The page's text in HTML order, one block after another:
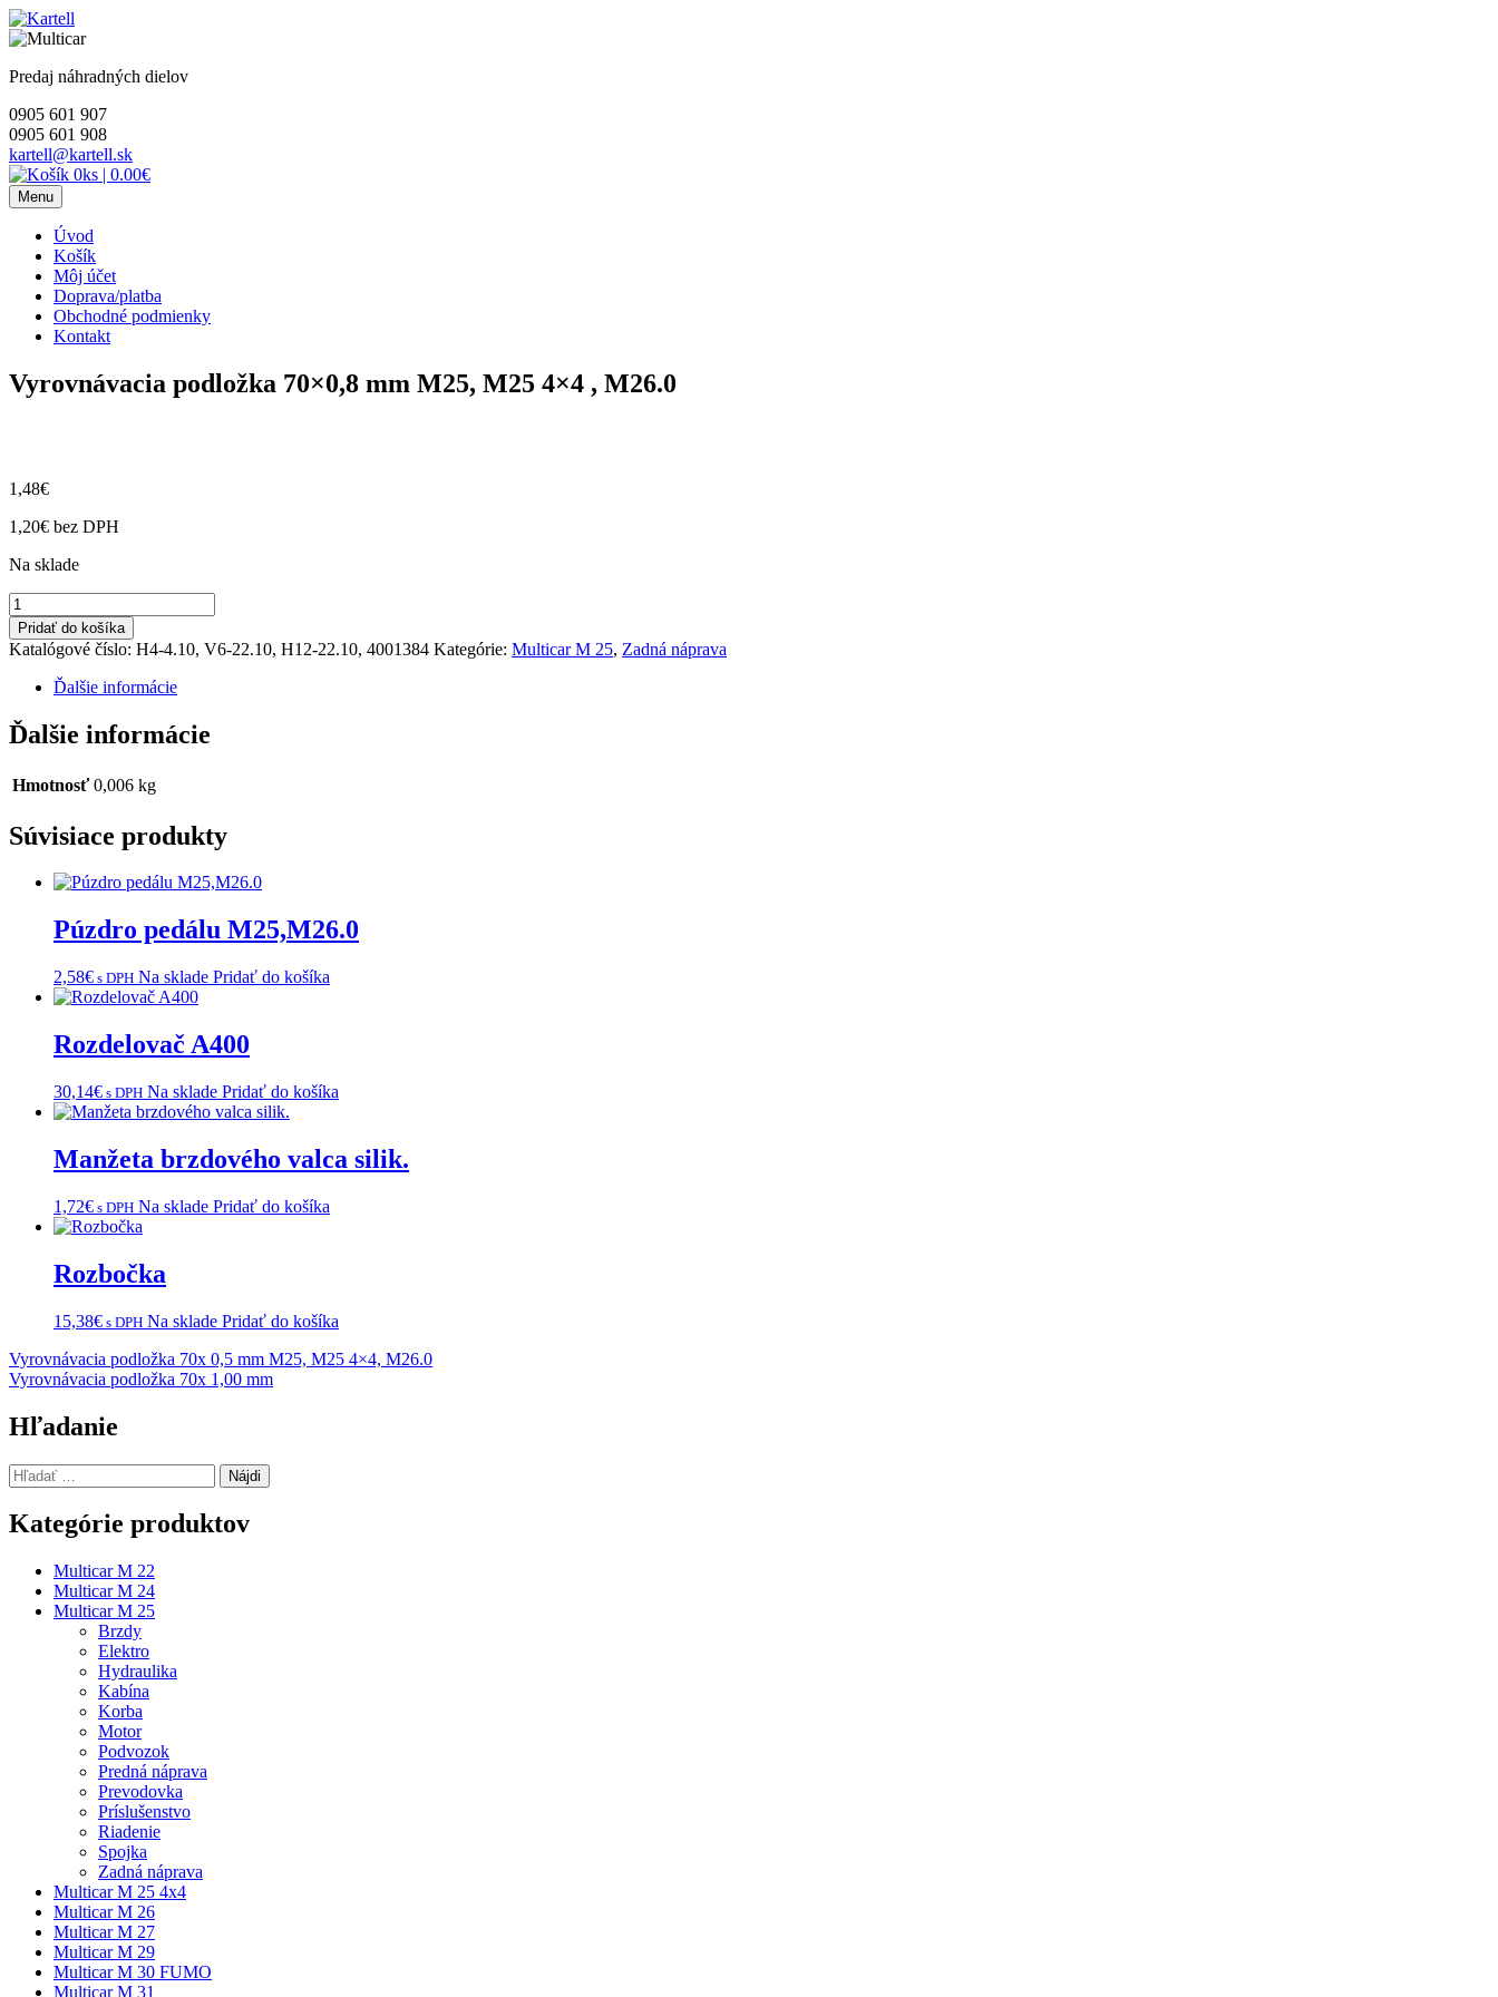
Skip
to
Predaj náhradných dielov
0905 601 907
0905 601 908
kartell@kartell.sk
0ks | 0.00€
Menu
Úvod
Košík
Môj účet
Doprava/platba
Obchodné podmienky
Kontakt
Vyrovnávacia podložka 70×0,8 mm M25, M25 4×4 , M26.0
1,48€
1,20€ bez DPH
Na sklade
množstvo
Vyrovnávacia
podložka
70x0,8
M25
4x4
M26.0
Pridať do košíka
Katalógové číslo: H4-4.10, V6-22.10, H12-22.10, 4001384 Kategórie: Multicar M 25, Zadná náprava
Ďalšie informácie
Ďalšie informácie
Hmotnosť 0,006 kg
Súvisiace produkty
Púzdro pedálu M25,M26.0
2,58€ s DPH Na sklade Pridať do košíka
Rozdelovač A400
30,14€ s DPH Na sklade Pridať do košíka
Manžeta brzdového valca silik.
1,72€ s DPH Na sklade Pridať do košíka
Rozbočka
15,38€ s DPH Na sklade Pridať do košíka
Navigácia
v
článku
Vyrovnávacia podložka 70x 0,5 mm M25, M25 4×4, M26.0
Vyrovnávacia podložka 70x 1,00 mm
Hľadanie
Hľadať:
Kategórie produktov
Multicar M 22
Multicar M 24
Multicar M 25
Brzdy
Elektro
Hydraulika
Kabína
Korba
Motor
Podvozok
Predná náprava
Prevodovka
Príslušenstvo
Riadenie
Spojka
Zadná náprava
Multicar M 25 4x4
Multicar M 26
Multicar M 27
Multicar M 29
Multicar M 30 FUMO
Multicar M 31